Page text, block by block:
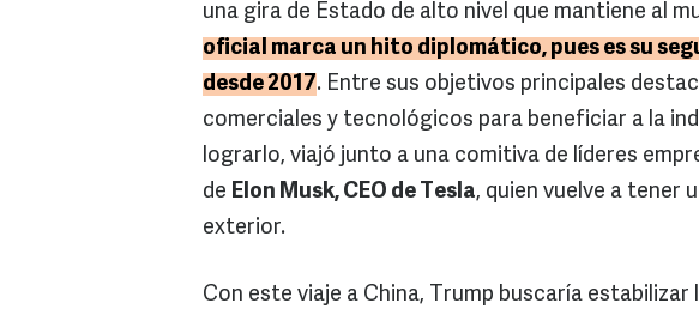
una gira de Estado de alto nivel que mantiene al
oficial marca un hito diplomático, pues es su
desde 2017. Entre sus objetivos principales
comerciales y tecnológicos para beneficiar a la
lograrlo, viajó junto a una comitiva de líderes
de Elon Musk, CEO de Tesla, quien vuelve a tener
exterior.
Con este viaje a China, Trump buscaría estabilizar